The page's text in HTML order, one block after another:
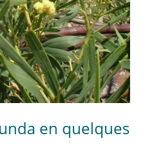
en quelques